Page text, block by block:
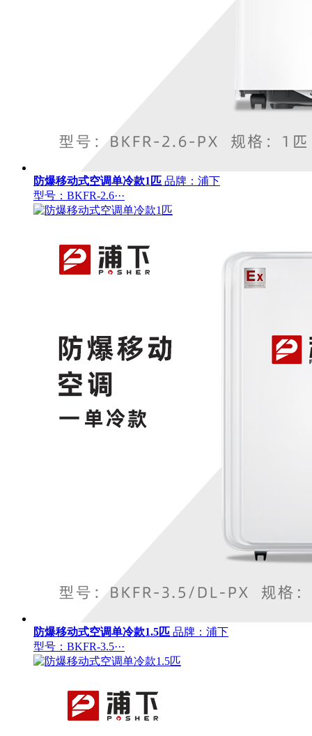
防爆移动式空调单冷款1匹 品牌：浦下
型号：BKFR-2.6···
防爆移动式空调单冷款1.5匹 品牌：浦下
型号：BKFR-3.5···